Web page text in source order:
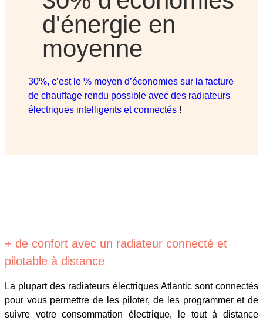
d'énergie en
moyenne
30%, c’est le % moyen d’économies sur la facture
de chauffage rendu possible avec des radiateurs
électriques intelligents et connectés !
+ de confort avec un radiateur connecté et
pilotable à distance
La plupart des radiateurs électriques Atlantic sont connectés
pour vous permettre de les piloter, de les programmer et de
suivre votre consommation électrique, le tout à distance